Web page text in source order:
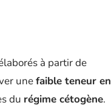
à partir de
unefaible teneur en
du régime cétogène.